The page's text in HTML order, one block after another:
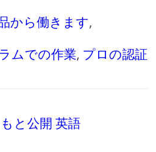
から働きます,
ムでの作業, プロの認証
と公開 英語